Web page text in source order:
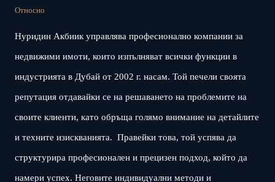
Относно
Нуридин Акбиик управлява професионално компании за
недвижими имоти, които изпълняват всички функции в
индустрията в Дубай от 2002 г. насам. Той печели своята
репутация отдавайки се на решаването на проблемите на
своите клиенти, като обръща голямо внимание на детайлите
и техните изискванията. Правейки това, той успява да
структурира професионален и прецизен подход, който да
намери успех. Неговите индивидуални методи и